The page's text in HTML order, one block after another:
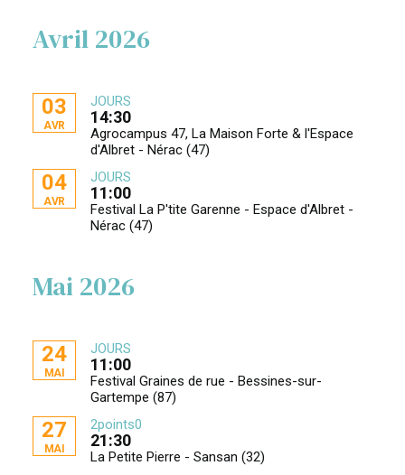
Avril 2026
03
AVR
JOURS
14:30
Agrocampus 47, La Maison Forte & l'Espace
d'Albret - Nérac (47)
04
AVR
JOURS
11:00
Festival La P'tite Garenne - Espace d'Albret -
Nérac (47)
Mai 2026
24
MAI
JOURS
11:00
Festival Graines de rue - Bessines-sur-
Gartempe (87)
27
MAI
2points0
21:30
La Petite Pierre - Sansan (32)